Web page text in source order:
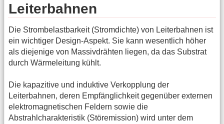
Leiterbahnen
Die Strombelastbarkeit (Stromdichte) von Leiterbahnen ist
ein wichtiger Design-Aspekt. Sie kann wesentlich höher
als diejenige von Massivdrähten liegen, da das Substrat
durch Wärmeleitung kühlt.
Die kapazitive und induktive Verkopplung der
Leiterbahnen, deren Empfänglichkeit gegenüber externen
elektromagnetischen Feldern sowie die
Abstrahlcharakteristik (Störemission) wird unter dem